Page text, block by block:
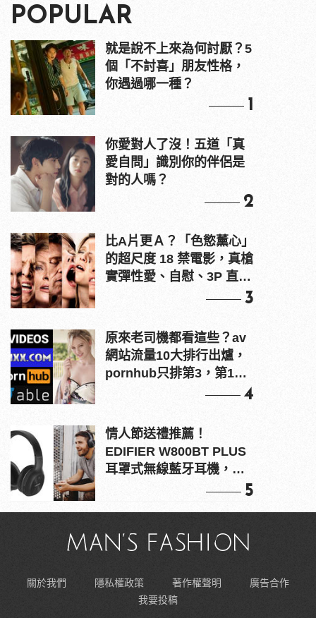
POPULAR
就是說不上來為何討厭？5
個「不討喜」朋友性格，
你遇過哪一種？
1
你愛對人了沒！五道「真
愛自問」識別你的伴侶是
對的人嗎？
2
比A片更Ａ？「色慾薰心」
的超尺度 18 禁電影，真槍
實彈性愛、自慰、3P 直接
3
原來老司機都看這些？av
網站流量10大排行出爐，
pornhub只排第3，第1名
4
情人節送禮推薦！
EDIFIER W800BT PLUS
耳罩式無線藍牙耳機，在
5
關於我們 隱私權政策 著作權聲明
廣告合作
我要投稿